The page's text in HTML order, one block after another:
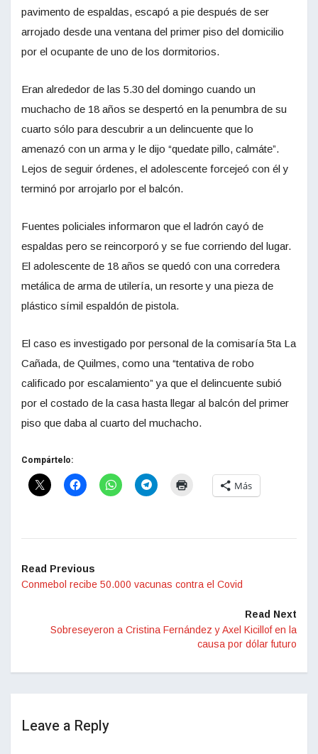
pavimento de espaldas, escapó a pie después de ser
arrojado desde una ventana del primer piso del domicilio
por el ocupante de uno de los dormitorios.
Eran alrededor de las 5.30 del domingo cuando un
muchacho de 18 años se despertó en la penumbra de su
cuarto sólo para descubrir a un delincuente que lo
amenazó con un arma y le dijo “quedate pillo, calmáte”.
Lejos de seguir órdenes, el adolescente forcejeó con él y
terminó por arrojarlo por el balcón.
Fuentes policiales informaron que el ladrón cayó de
espaldas pero se reincorporó y se fue corriendo del lugar.
El adolescente de 18 años se quedó con una corredera
metálica de arma de utilería, un resorte y una pieza de
plástico símil espaldón de pistola.
El caso es investigado por personal de la comisaría 5ta La
Cañada, de Quilmes, como una “tentativa de robo
calificado por escalamiento” ya que el delincuente subió
por el costado de la casa hasta llegar al balcón del primer
piso que daba al cuarto del muchacho.
Compártelo:
Más
Read Previous
Conmebol recibe 50.000 vacunas contra el Covid
Read Next
Sobreseyeron a Cristina Fernández y Axel Kicillof en la
causa por dólar futuro
Leave a Reply